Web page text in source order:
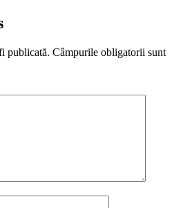
publicată. Câmpurile obligatorii sunt